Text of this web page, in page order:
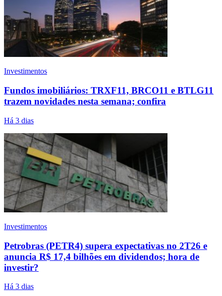
Investimentos
Fundos imobiliários: TRXF11, BRCO11 e BTLG11
trazem novidades nesta semana; confira
Há 3 dias
Investimentos
Petrobras (PETR4) supera expectativas no 2T26 e
anuncia R$ 17,4 bilhões em dividendos; hora de
investir?
Há 3 dias